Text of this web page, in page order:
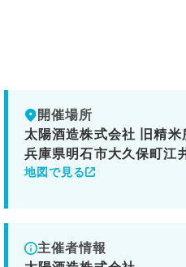
開催場所
太陽酒造株式会社 旧精米
兵庫県明石市大久保町江
地図で見る
主催者情報